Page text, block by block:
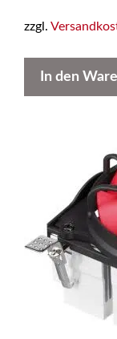
zzgl.
In den